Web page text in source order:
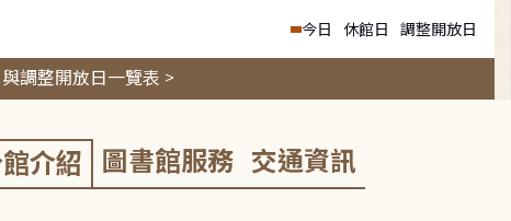
今日 休館日 調整開放日
調整開放日一覽表 >
介紹 圖書館服務 交通資訊